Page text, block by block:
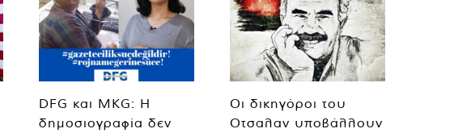
DFG και MKG: Η
δημοσιογραφία δεν
Οι δικηγόροι του
Οτσαλαν υποβάλλουν